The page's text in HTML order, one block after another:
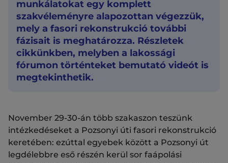
munkálatokat egy komplett
szakvéleményre alapozottan végezzük,
mely a fasori rekonstrukció további
fázisait is meghatározza. Részletek
cikkünkben, melyben a lakossági
fórumon történteket bemutató videót is
megtekinthetik.
November 29-30-án több szakaszon teszünk
intézkedéseket a Pozsonyi úti fasori rekonstrukció
keretében: ezúttal egyebek között a Pozsonyi út
legdélebbre eső részén kerül sor faápolási